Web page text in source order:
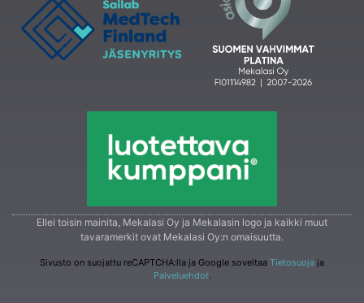
Ellei toisin mainita, Mekalasi Oy ja Mekalasin logo ja kaikki muut
tavaramerkit ovat Mekalasi Oy:n omaisuutta.
Sivusto on suojattu reCAPTCHA:lla ja Google soveltaa Tietosuoja ja
Palveluehdot.